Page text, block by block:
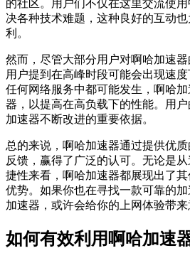
的社区。用户们不仅在这里交流使
决各种技术难题，这种良好的互动
利。
然而，尽管大部分用户对啊哈加速
用户提到在高峰时段可能会出现速
任何网络服务中都可能发生，啊哈
器，以提高在高负载下的性能。用
加速器不断改进的重要依据。
总的来说，啊哈加速器通过提供优
反馈，赢得了广泛的认可。无论是
捷性来看，啊哈加速器都展现出了
优势。如果你也在寻找一款可靠的
加速器，或许会给你的上网体验带来
如何有效利用啊哈加速